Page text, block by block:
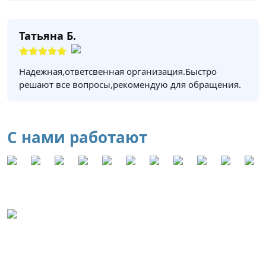
Татьяна Б.
Надежная,ответсвенная организация.Быстро
решают все вопросы,рекомендую для обращения.
С нами работают